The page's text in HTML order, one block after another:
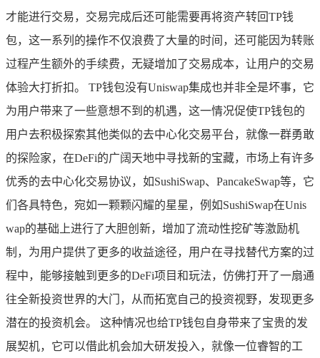
才能进行交易，交易完成后还可能需要再将资产转回TP钱
包，这一系列的操作不仅浪费了大量的时间，还可能因为转账
过程产生额外的手续费，无疑增加了交易成本，让用户的交易
体验大打折扣。 TP钱包没有Uniswap集成也并非全是坏事，它
为用户带来了一些意想不到的机遇，这一情况促使TP钱包的
用户去积极探索其他类似的去中心化交易平台，就像一群勇敢
的探险家，在DeFi的广阔天地中寻找新的宝藏，市场上有许多
优秀的去中心化交易协议，如SushiSwap、PancakeSwap等，它
们各具特色，宛如一颗颗闪耀的星星，例如SushiSwap在Unis
wap的基础上进行了大胆创新，增加了流动性挖矿等激励机
制，为用户提供了更多的收益途径，用户在寻找替代方案的过
程中，能够接触到更多的DeFi项目和玩法，仿佛打开了一扇通
往全新投资世界的大门，从而拓宽自己的投资视野，发现更多
潜在的投资机会。 这种情况也给TP钱包自身带来了宝贵的发
展契机，它可以借此机会加大研发投入，就像一位睿智的工